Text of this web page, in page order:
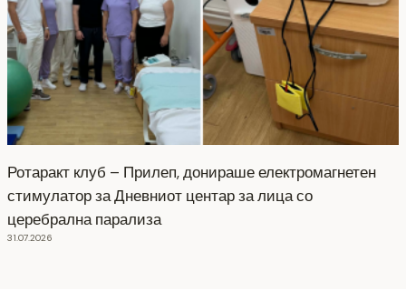
Ротаракт клуб – Прилеп, донираше електромагнетен
стимулатор за Дневниот центар за лица со
церебрална парализа
31.07.2026